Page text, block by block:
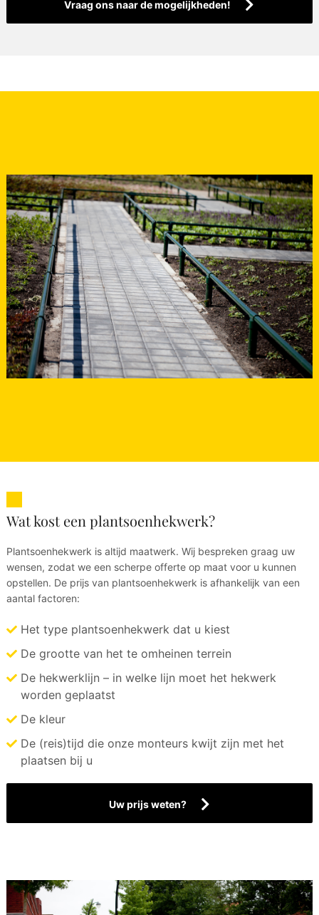
Vraag ons naar de mogelijkheden!
Wat kost een plantsoenhekwerk?
Plantsoenhekwerk is altijd maatwerk. Wij bespreken graag uw
wensen, zodat we een scherpe offerte op maat voor u kunnen
opstellen. De prijs van plantsoenhekwerk is afhankelijk van een
aantal factoren:
Het type plantsoenhekwerk dat u kiest
De grootte van het te omheinen terrein
De hekwerklijn – in welke lijn moet het hekwerk
worden geplaatst
De kleur
De (reis)tijd die onze monteurs kwijt zijn met het
plaatsen bij u
Uw prijs weten?